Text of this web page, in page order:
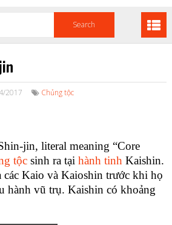
2017 Chủng tộc
jin, literal meaning “Core
tộcsinh ra tại hành tinh Kaishin.
các Kaio và Kaioshin trước khi họ
hành vũ trụ. Kaishin có khoảng